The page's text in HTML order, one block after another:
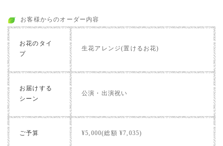
お客様からのオーダー内容
お花のタイ
プ
生花アレンジ(置けるお花)
お届けする
シーン
公演・出演祝い
ご予算 ¥5,000(総額 ¥7,035)